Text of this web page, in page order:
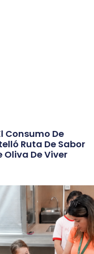
Consumo De
Ruta De Sabor
Oliva De Viver